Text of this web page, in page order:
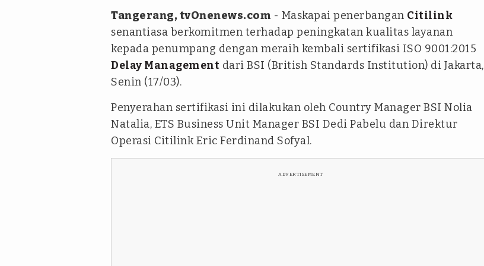
Tangerang, tvOnenews.com - Maskapai penerbangan Citilink
senantiasa berkomitmen terhadap peningkatan kualitas layanan
kepada penumpang dengan meraih kembali sertifikasi ISO 9001:2015
Delay Management dari BSI (British Standards Institution) di Jakarta,
Senin (17/03).
Penyerahan sertifikasi ini dilakukan oleh Country Manager BSI Nolia
Natalia, ETS Business Unit Manager BSI Dedi Pabelu dan Direktur
Operasi Citilink Eric Ferdinand Sofyal.
ADVERTISEMENT